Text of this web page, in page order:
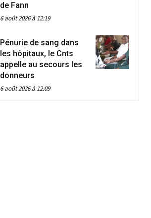
de Fann
6 août 2026 à 12:19
Pénurie de sang dans
les hôpitaux, le Cnts
appelle au secours les
donneurs
6 août 2026 à 12:09